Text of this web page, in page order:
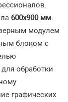
600х900 мм.
модулем
блоком с
обработки
графических